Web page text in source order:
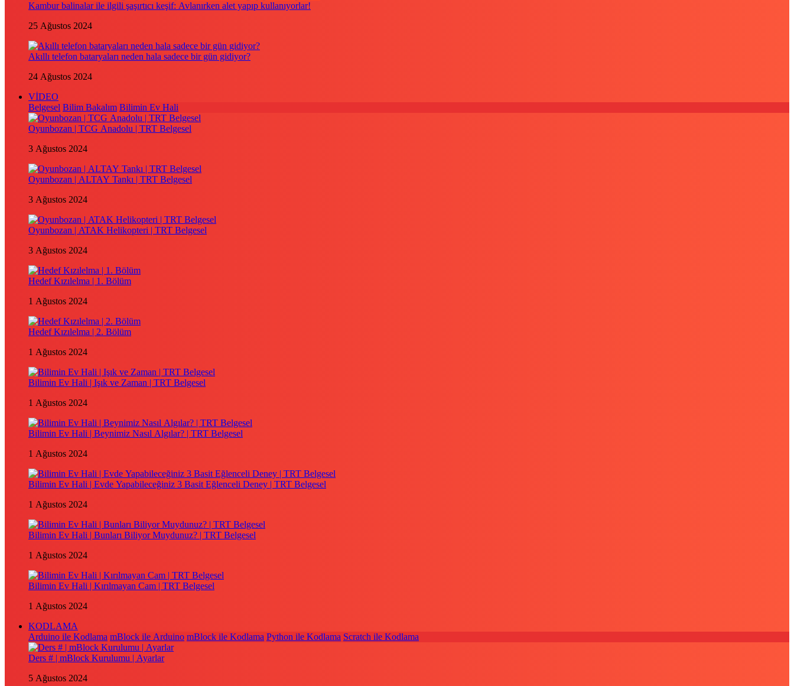
Kambur balinalar ile ilgili şaşırtıcı keşif: Avlanırken alet yapıp kullanıyorlar!
25 Ağustos 2024
Akıllı telefon bataryaları neden hala sadece bir gün gidiyor?
24 Ağustos 2024
VİDEO
Belgesel Bilim Bakalım Bilimin Ev Hali
Oyunbozan | TCG Anadolu | TRT Belgesel
3 Ağustos 2024
Oyunbozan | ALTAY Tankı | TRT Belgesel
3 Ağustos 2024
Oyunbozan | ATAK Helikopteri | TRT Belgesel
3 Ağustos 2024
Hedef Kızılelma | 1. Bölüm
1 Ağustos 2024
Hedef Kızılelma | 2. Bölüm
1 Ağustos 2024
Bilimin Ev Hali | Işık ve Zaman | TRT Belgesel
1 Ağustos 2024
Bilimin Ev Hali | Beynimiz Nasıl Algılar? | TRT Belgesel
1 Ağustos 2024
Bilimin Ev Hali | Evde Yapabileceğiniz 3 Basit Eğlenceli Deney | TRT Belgesel
1 Ağustos 2024
Bilimin Ev Hali | Bunları Biliyor Muydunuz? | TRT Belgesel
1 Ağustos 2024
Bilimin Ev Hali | Kırılmayan Cam | TRT Belgesel
1 Ağustos 2024
KODLAMA
Arduino ile Kodlama mBlock ile Arduino mBlock ile Kodlama Python ile Kodlama Scratch ile Kodlama
Ders # | mBlock Kurulumu | Ayarlar
5 Ağustos 2024